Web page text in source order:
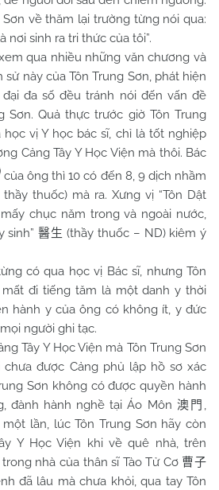
Sơn về thăm lại trường từng nói qua:
nơi sinh ra tri thức của tôi”.
qua nhiều những văn chương và
này của Tôn Trung Sơn, phát hiện
đa số đều tránh nói đến vấn đề
Sơn. Quả thực trước giờ Tôn Trung
vị Y học bác sĩ, chỉ là tốt nghiệp
Cảng Tây Y Học Viện mà thôi. Bác
của ông thì 10 có đến 8, 9 dịch nhầm
thầy thuốc) mà ra. Xưng vị “Tôn Dật
chục năm trong và ngoài nước,
sinh”醫生 (thầy thuốc – ND) kiêm ý
qua học vị Bác sĩ, nhưng Tôn
mất đi tiếng tăm là một danh y thời
hành y của ông có không ít, y đức
người ghi tạc.
Y Học Viện mà Tôn Trung Sơn
được Cảng phủ lập hồ sơ xác
Sơn không có được quyền hành
đành hành nghề tại Áo Môn 澳門 ,
một lần, lúc Tôn Trung Sơn hãy còn
Y Học Viện khi về quê nhà, trên
nhà của thân sĩ Tào Tử Cơ 曹子
đã lâu mà chưa khỏi, qua tay Tôn